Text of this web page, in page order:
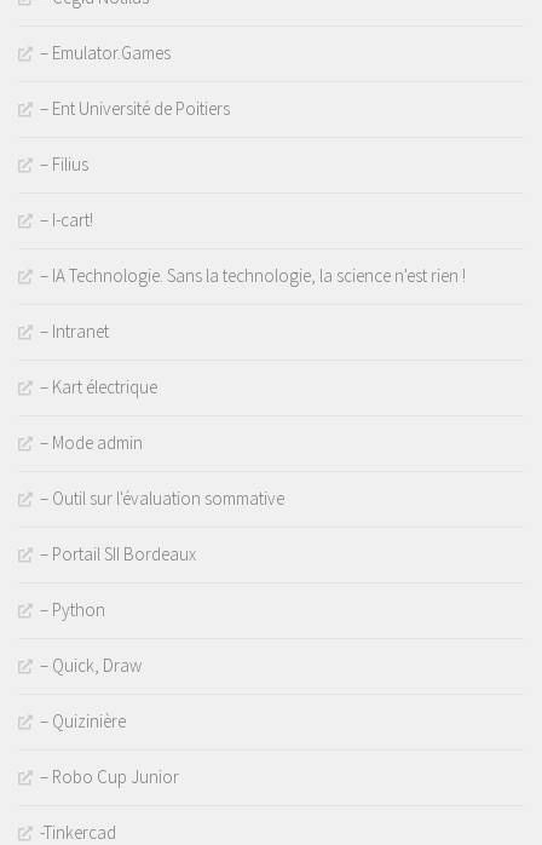
– Emulator.Games
– Ent Université de Poitiers
– Filius
– I-cart!
– IA Technologie. Sans la technologie, la science n'est rien !
– Intranet
– Kart électrique
– Mode admin
– Outil sur l'évaluation sommative
– Portail SII Bordeaux
– Python
– Quick, Draw
– Quizinière
– Robo Cup Junior
-Tinkercad